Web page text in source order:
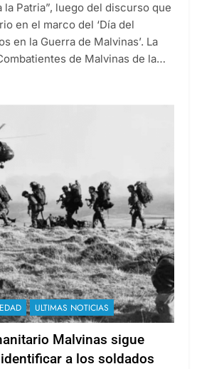
Patria”, luego del discurso que
en el marco del ‘Día del
en la Guerra de Malvinas’. La
de Malvinas de la…
ULTIMAS NOTICIAS
Malvinas sigue
a los soldados